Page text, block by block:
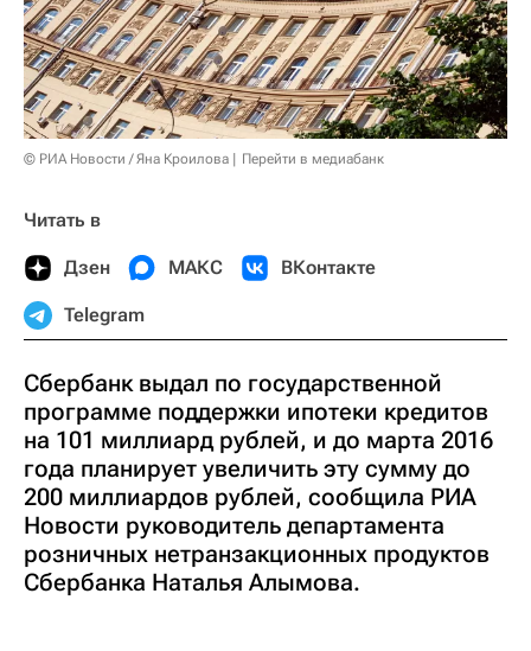
© РИА Новости / Яна Кроилова Перейти в медиабанк
Читать в
Дзен МАКС ВКонтакте
Telegram
Сбербанк выдал по государственной
программе поддержки ипотеки кредитов
на 101 миллиард рублей, и до марта 2016
года планирует увеличить эту сумму до
200 миллиардов рублей, сообщила РИА
Новости руководитель департамента
розничных нетранзакционных продуктов
Сбербанка Наталья Алымова.